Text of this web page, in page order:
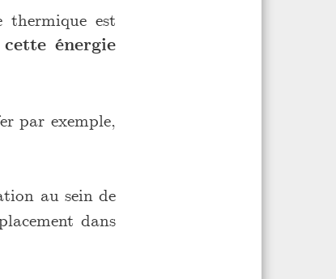
thermique est
énergie
par exemple,
au sein de
dans